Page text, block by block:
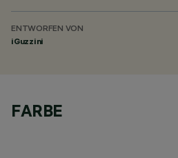
ENTWORFEN VON
iGuzzini
FARBE